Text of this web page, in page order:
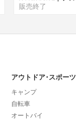
販売終了
アウトドア･スポーツ
キャンプ
自転車
オートバイ